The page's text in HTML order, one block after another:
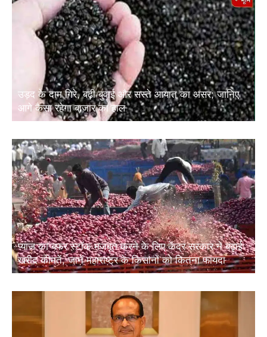
उड़द के दाम गिरे, बढ़ी बुवाई और सस्ते आयात का असर; जानिए
आगे कैसा रहेगा बाजार का हाल
प्याज का बफर स्टॉक मजबूत करने के लिए केंद्र सरकार ने बढ़ाई
खरीद कीमतें, जानें महाराष्ट्र के किसानों को कितना फायदा